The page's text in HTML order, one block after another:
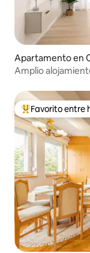
Apartamento en
Amplio
Favorito entre
Favorito entre